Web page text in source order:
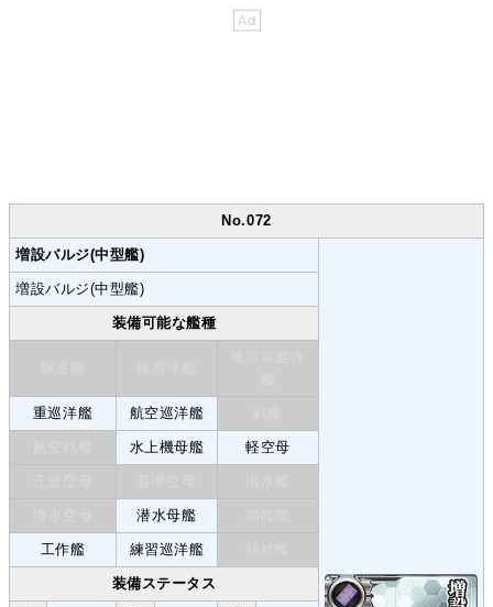
No.072
増設バルジ(中型艦)
増設バルジ(中型艦)
装備可能な艦種
重巡洋艦 航空巡洋艦
水上機母艦 軽空母
潜水母艦
工作艦 練習巡洋艦
装備ステータス